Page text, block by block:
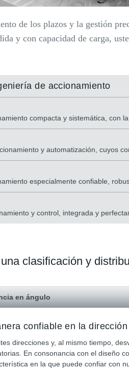
de los plazos y la gestión
y con capacidad de carga,
de accionamiento
compacta y sistemática, con
y automatización, cuyos
especialmente confiable,
y control, integrada y
clasificación y
en ángulo
confiable en la
direcciones y, al mismo tiempo,
En consonancia con el diseño
en la que puede confiar con